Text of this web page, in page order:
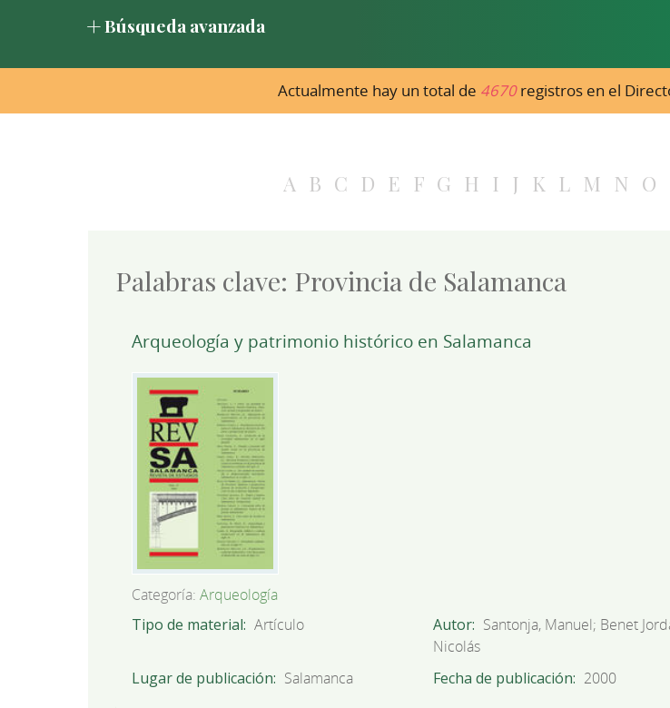
Búsqueda avanzada
Actualmente hay un total de 4670registros en el
A B C D E F G H I J K L M N O
Palabras clave: Provincia de Salamanca
Arqueología y patrimonio histórico en Salamanca
Categoría: Arqueología
Tipo de material Artículo Autor
Santonja, Manuel; Benet
Nicolás
Lugar de publicación Salamanca Fecha de publicación 2000